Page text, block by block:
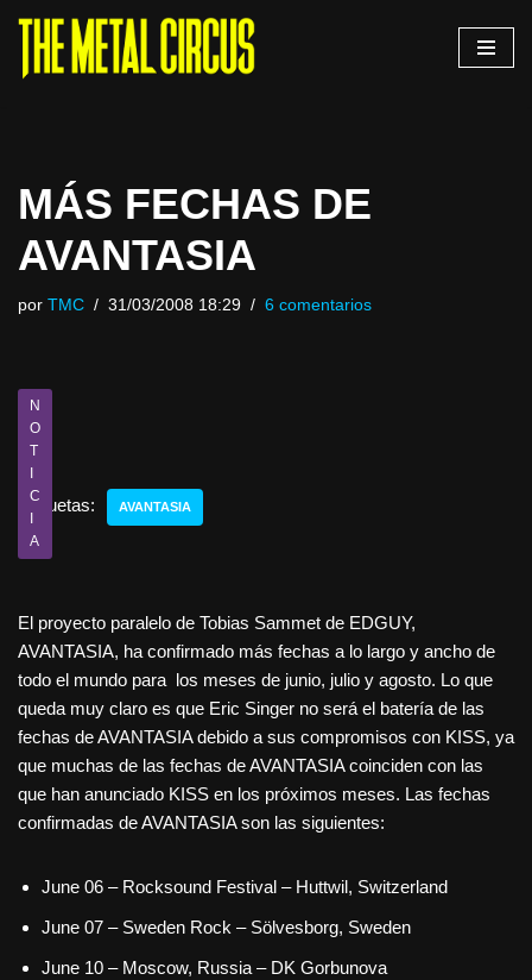
Saltar
MÁS FECHAS DE
AVANTASIA
por TMC 31/03/2008 18:29 6 comentarios
N
O
T
I
C
I
A
Etiquetas: AVANTASIA
El proyecto paralelo de Tobias Sammet de EDGUY,
AVANTASIA, ha confirmado más fechas a lo largo y ancho de
todo el mundo para los meses de junio, julio y agosto. Lo que
queda muy claro es que Eric Singer no será el batería de las
fechas de AVANTASIA debido a sus compromisos con KISS, ya
que muchas de las fechas de AVANTASIA coinciden con las
que han anunciado KISS en los próximos meses. Las fechas
confirmadas de AVANTASIA son las siguientes:
June 06 – Rocksound Festival – Huttwil, Switzerland
June 07 – Sweden Rock – Sölvesborg, Sweden
June 10 – Moscow, Russia – DK Gorbunova